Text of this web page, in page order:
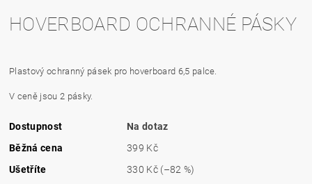
HOVERBOARD OCHRANNÉ PÁSKY
Plastový ochranný pásek pro hoverboard 6,5 palce.
V ceně jsou 2 pásky.
Dostupnost
Na dotaz
Běžná cena
399 Kč
Ušetříte
330 Kč (–82 %)